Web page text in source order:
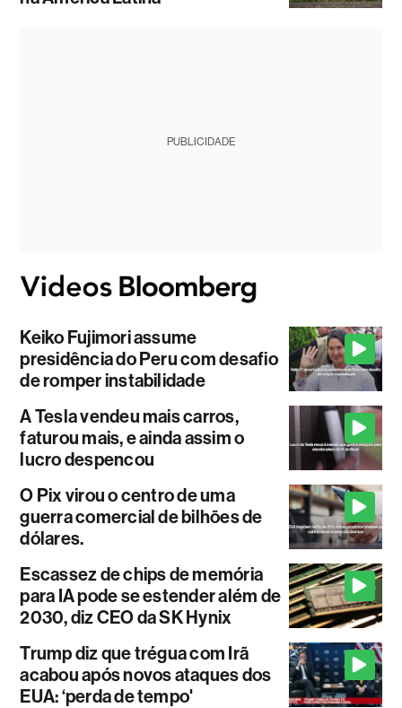
PUBLICIDADE
Keiko Fujimori assume
presidência do Peru com desafio
de romper instabilidade
A Tesla vendeu mais carros,
faturou mais, e ainda assim o
lucro despencou
O Pix virou o centro de uma
guerra comercial de bilhões de
dólares.
Escassez de chips de memória
para IA pode se estender além de
2030, diz CEO da SK Hynix
Trump diz que trégua com Irã
acabou após novos ataques dos
EUA: ‘perda de tempo'